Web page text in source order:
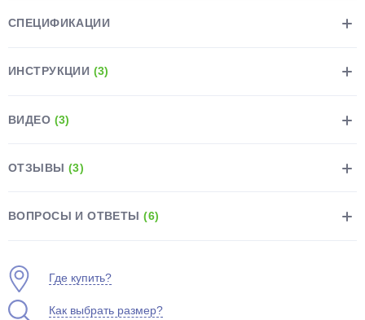
СПЕЦИФИКАЦИИ
ИНСТРУКЦИИ (3)
ВИДЕО (3)
ОТЗЫВЫ (3)
ВОПРОСЫ И ОТВЕТЫ(6)
Где купить?
Как выбрать размер?